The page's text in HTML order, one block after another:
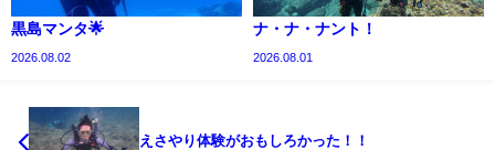
黒島マンタ🌟
2026.08.02
ナ・ナ・ナント！
2026.08.01
えさやり体験がおもしろかった！！